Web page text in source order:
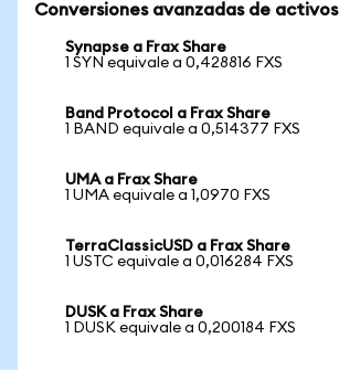
Conversiones avanzadas de activos
Synapse a Frax Share
1 SYN equivale a 0,428816 FXS
Band Protocol a Frax Share
1 BAND equivale a 0,514377 FXS
UMA a Frax Share
1 UMA equivale a 1,0970 FXS
TerraClassicUSD a Frax Share
1 USTC equivale a 0,016284 FXS
DUSK a Frax Share
1 DUSK equivale a 0,200184 FXS